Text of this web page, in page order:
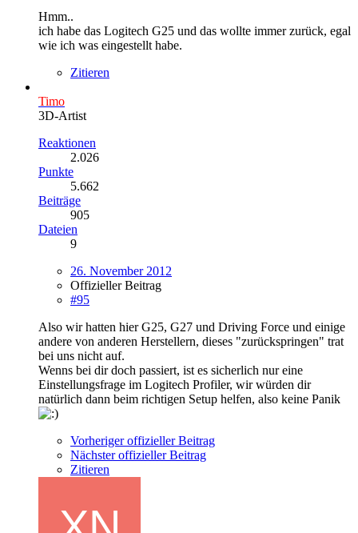
Hmm..
ich habe das Logitech G25 und das wollte immer zurück, egal
wie ich was eingestellt habe.
Zitieren
Timo
3D-Artist
Reaktionen
2.026
Punkte
5.662
Beiträge
905
Dateien
9
26. November 2012
Offizieller Beitrag
#95
Also wir hatten hier G25, G27 und Driving Force und einige
andere von anderen Herstellern, dieses "zurückspringen" trat
bei uns nicht auf.
Wenns bei dir doch passiert, ist es sicherlich nur eine
Einstellungsfrage im Logitech Profiler, wir würden dir
natürlich dann beim richtigen Setup helfen, also keine Panik
Vorheriger offizieller Beitrag
Nächster offizieller Beitrag
Zitieren